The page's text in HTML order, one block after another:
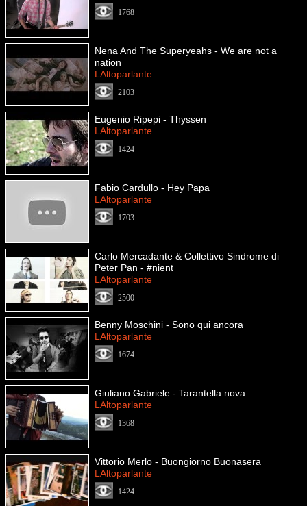
1768
Nena And The Superyeahs - We are not a
nation
LAltoparlante
2103
Eugenio Ripepi - Thyssen
LAltoparlante
1424
Fabio Cardullo - Hey Papa
LAltoparlante
1703
Carlo Mercadante & Collettivo Sindrome di
Peter Pan - #nient
LAltoparlante
2500
Benny Moschini - Sono qui ancora
LAltoparlante
1674
Giuliano Gabriele - Tarantella nova
LAltoparlante
1368
Vittorio Merlo - Buongiorno Buonasera
LAltoparlante
1424